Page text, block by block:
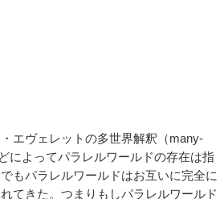
エヴェレットの多世界解釈（many-
によってパラレルワールドの存在は指
もパラレルワールドはお互いに完全に
てきた。つまりもしパラレルワールド